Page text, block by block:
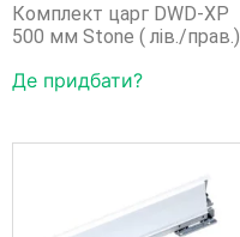
Комплект царг DWD-XP
500 мм Stone ( лів./прав.)
Де придбати?